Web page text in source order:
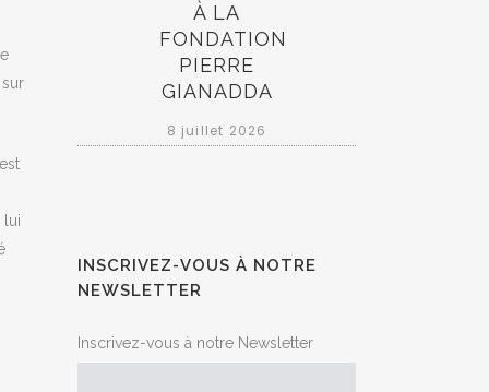
lui
À LA
FONDATION
PIERRE
GIANADDA
8 juillet 2026
INSCRIVEZ-VOUS À NOTRE
NEWSLETTER
Inscrivez-vous à notre Newsletter